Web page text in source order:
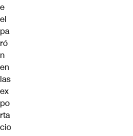
e
el
pa
ró
n
en
las
ex
po
rta
cio